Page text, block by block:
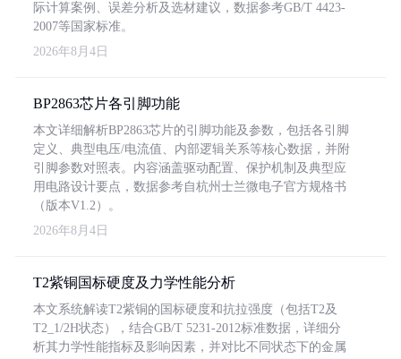
际计算案例、误差分析及选材建议，数据参考GB/T 4423-
2007等国家标准。
2026年8月4日
BP2863芯片各引脚功能
本文详细解析BP2863芯片的引脚功能及参数，包括各引脚
定义、典型电压/电流值、内部逻辑关系等核心数据，并附
引脚参数对照表。内容涵盖驱动配置、保护机制及典型应
用电路设计要点，数据参考自杭州士兰微电子官方规格书
（版本V1.2）。
2026年8月4日
T2紫铜国标硬度及力学性能分析
本文系统解读T2紫铜的国标硬度和抗拉强度（包括T2及
T2_1/2H状态），结合GB/T 5231-2012标准数据，详细分
析其力学性能指标及影响因素，并对比不同状态下的金属